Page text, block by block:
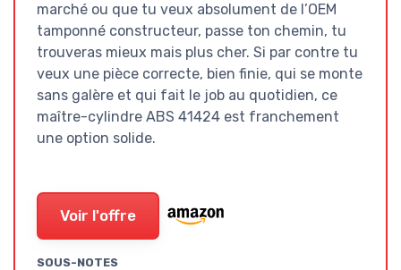
marché ou que tu veux absolument de l’OEM
tamponné constructeur, passe ton chemin, tu
trouveras mieux mais plus cher. Si par contre tu
veux une pièce correcte, bien finie, qui se monte
sans galère et qui fait le job au quotidien, ce
maître-cylindre ABS 41424 est franchement
une option solide.
Voir l'offre
SOUS-NOTES